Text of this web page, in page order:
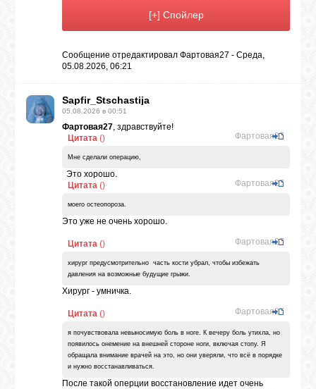
ЧАТ
Сообщение отредактировал Фартовая27 - Среда,
05.08.2026, 06:21
Sapfir_Stschastija
05.08.2026 в 00:51
Фартовая27, здравствуйте!
Цитата
Фартовая27
()
Мне сделали операцию,
Это хорошо.
Цитата
Фартовая27
()
моего остеопороза.
Это уже не очень хорошо.
Цитата Фартовая27
()
хирург предусмотрительно часть кости убрал, чтобы избежать
давления на возможные будущие грыжи.
Хирург - умничка.
Цитата Фартовая27
()
я почувствовала невыносимую боль в ноге. К вечеру боль утихла, но
появилось онемение на внешней стороне ноги, включая стопу. Я
обращала внимание врачей на это, но они уверяли, что всё в порядке
и нужно восстанавливаться.
После такой оперции восстановление идет очень